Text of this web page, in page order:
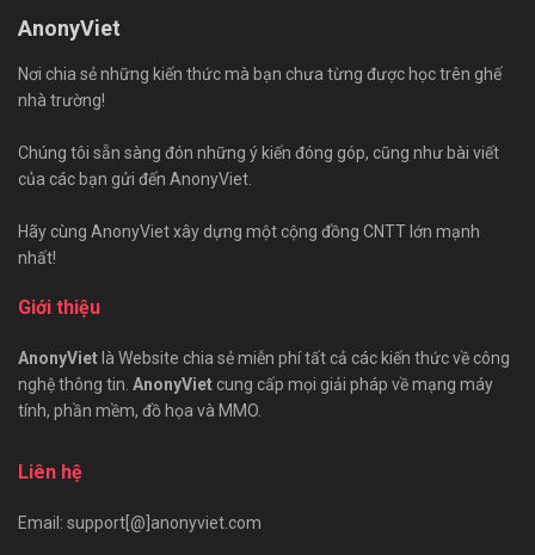
AnonyViet
Nơi chia sẻ những kiến thức mà bạn chưa từng được học trên ghế
nhà trường!
Chúng tôi sẵn sàng đón những ý kiến đóng góp, cũng như bài viết
của các bạn gửi đến AnonyViet.
Hãy cùng AnonyViet xây dựng một cộng đồng CNTT lớn mạnh
nhất!
Giới thiệu
AnonyViet là Website chia sẻ miễn phí tất cả các kiến thức về công
nghệ thông tin. AnonyViet cung cấp mọi giải pháp về mạng máy
tính, phần mềm, đồ họa và MMO.
Liên hệ
Email: support[@]anonyviet.com